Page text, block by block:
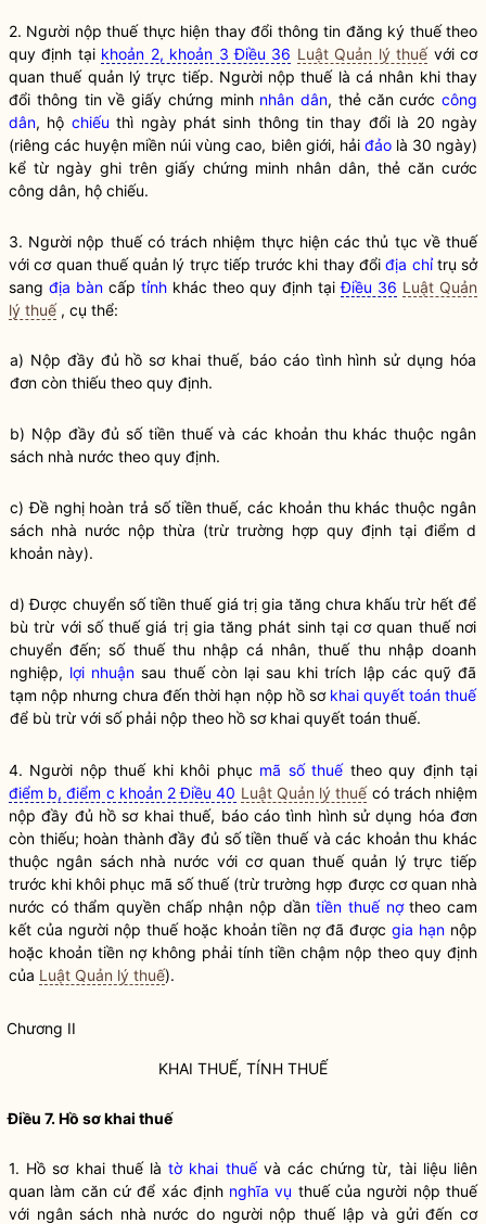
2. Người nộp thuế thực hiện thay đổi thông tin đăng ký thuế theo
quy định tại khoản 2, khoản 3 Điều 36 Luật Quản lý thuếvớicơ
quan thuế quản lý trực tiếp. Người nộp thuế là cá nhân khi thay
đổi thông tin về giấy chứng minh nhân dân, thẻ căn cước công
dân, hộ chiếu thì ngày phát sinh thông tin thay đổi là 20 ngày
(riêng các huyện miền núi vùng cao, biên giới, hải đảolà 30 ngày)
kể từ ngày ghi trên giấy chứng minh nhân dân, thẻ căn cước
công dân, hộ chiếu.
3. Người nộp thuế có trách nhiệm thực hiện các thủ tục về thuế
vớicơ quan thuế quản lý trực tiếp trước khi thay đổiđịa chỉtrụ sở
sang địa bàn cấp tỉnh khác theo quy định tạiĐiều 36 Luật Quản
lý thuế, cụ thể:
a) Nộp đầy đủ hồ sơ khai thuế, báo cáo tình hình sử dụng hóa
đơn còn thiếu theo quy định.
b) Nộp đầy đủ số tiền thuếvà các khoản thu khác thuộc ngân
sách nhà nước theo quy định.
c) Đề nghị hoàn trả số tiềnthuế, các khoản thu khác thuộc ngân
sách nhà nước nộp thừa (trừ trường hợp quy định tại điểm d
khoản này).
d) Được chuyển số tiền thuế giá trị gia tăng chưa khấu trừ hết để
bù trừ với số thuế giá trị gia tăng phát sinh tại cơ quan thuế nơi
chuyển đến; số thuế thu nhập cá nhân, thuế thu nhập doanh
nghiệp, lợi nhuận sau thuế còn lại sau khi trích lập các quỹ đã
tạm nộp nhưng chưa đến thời hạn nộp hồ sơ khai quyết toán thuế
để bù trừ với số phải nộp theo hồ sơ khai quyết toán thuế.
4. Người nộp thuế khi khôi phục mã số thuếtheo quy định tại
điểm b, điểm c khoản 2 Điều 40 Luật Quản lý thuếcó trách nhiệm
nộp đầy đủ hồ sơ khai thuế, báo cáo tình hình sử dụng hóa đơn
còn thiếu; hoàn thành đầy đủ số tiền thuế và các khoản thu khác
thuộc ngân sách nhà nước với cơ quan thuế quản lý trực tiếp
trước khi khôi phục mã số thuế(trừ trường hợp được cơ quan nhà
nước có thẩm quyền chấp nhận nộp dầntiền thuế nợtheo cam
kết của người nộp thuế hoặc khoản tiền nợ đã đượcgia hạn nộp
hoặc khoản tiền nợ không phải tính tiền chậm nộp theo quy định
của Luật Quản lý thuế).
Chương II
KHAI THUẾ, TÍNH THUẾ
Điều 7. Hồ sơ khai thuế
1. Hồ sơ khai thuế làtờ khai thuếvà các chứng từ, tài liệu liên
quan làm căn cứ để xác định nghĩa vụ thuế của người nộp thuế
với ngân sách nhà nước do người nộp thuế lập và gửi đến cơ